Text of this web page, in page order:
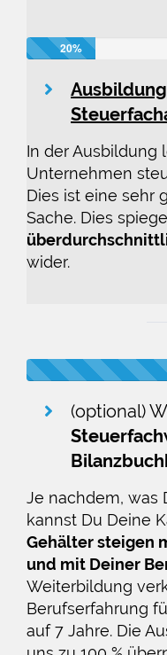
20%
In der Ausbildung
Unternehmen
Dies ist eine sehr
Sache. Dies
wider.
(optional)
Je nachdem, was
kannst Du Deine
Gehälter steigen
und mit Deiner
Weiterbildung
Berufserfahrung
auf 7 Jahre. Die